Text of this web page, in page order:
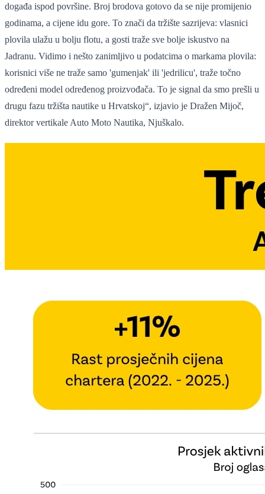
događa ispod površine. Broj brodova gotovo da se nije promijenio
godinama, a cijene idu gore. To znači da tržište sazrijeva: vlasnici
plovila ulažu u bolju flotu, a gosti traže sve bolje iskustvo na
Jadranu. Vidimo i nešto zanimljivo u podatcima o markama plovila:
korisnici više ne traže samo 'gumenjak' ili 'jedrilicu', traže točno
određeni model određenog proizvođača. To je signal da smo prešli u
drugu fazu tržišta nautike u Hrvatskoj“, izjavio je Dražen Mijoč,
direktor vertikale Auto Moto Nautika, Njuškalo.